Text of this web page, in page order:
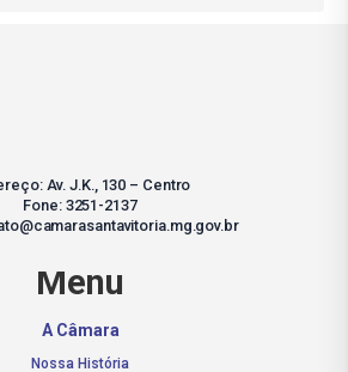
Av. J.K., 130 – Centro
Fone: 3251-2137
Menu
A Câmara
Nossa História